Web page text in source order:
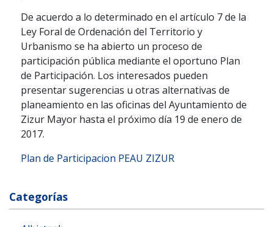
De acuerdo a lo determinado en el artículo 7 de la
Ley Foral de Ordenación del Territorio y
Urbanismo se ha abierto un proceso de
participación pública mediante el oportuno Plan
de Participación. Los interesados pueden
presentar sugerencias u otras alternativas de
planeamiento en las oficinas del Ayuntamiento de
Zizur Mayor hasta el próximo día 19 de enero de
2017.
Plan de Participacion PEAU ZIZUR
Categorías